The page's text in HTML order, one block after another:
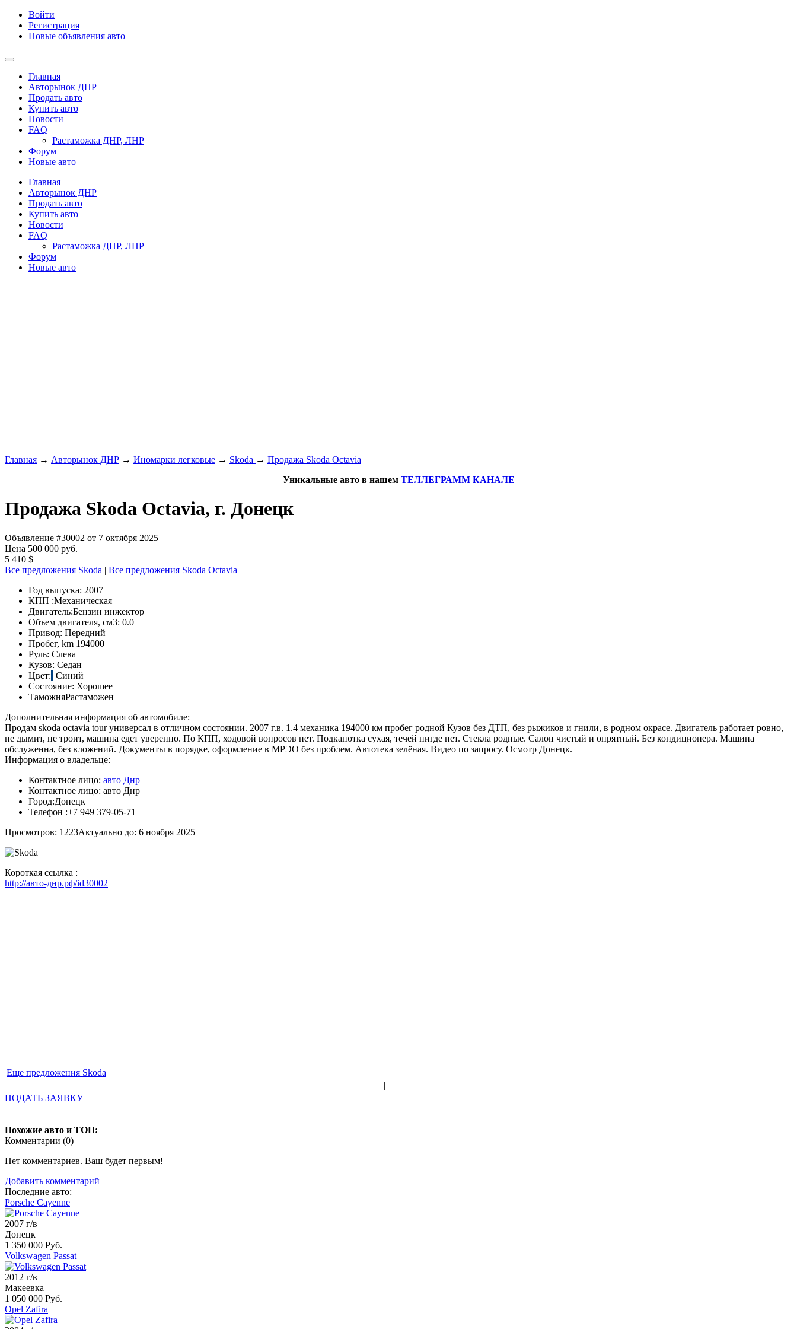
Войти
Регистрация
Новые объявления авто
Главная
Авторынок ДНР
Продать авто
Купить авто
Новости
FAQ
Растаможка ДНР, ЛНР
Форум
Новые авто
Главная
Авторынок ДНР
Продать авто
Купить авто
Новости
FAQ
Растаможка ДНР, ЛНР
Форум
Новые авто
Главная → Авторынок ДНР → Иномарки легковые → Skoda → Продажа Skoda Octavia
Уникальные авто в нашем ТЕЛЛЕГРАММ КАНАЛЕ
Продажа Skoda Octavia, г. Донецк
Объявление #30002 от 7 октября 2025
Цена 500 000 руб.
5 410 $
Все предложения Skoda | Все предложения Skoda Octavia
Год выпуска: 2007
КПП :Механическая
Двигатель:Бензин инжектор
Объем двигателя, см3: 0.0
Привод: Передний
Пробег, km 194000
Руль: Слева
Кузов: Седан
Цвет: Синий
Состояние: Хорошее
ТаможняРастаможен
Дополнительная информация об автомобиле:
Продам skoda octavia tour универсал в отличном состоянии. 2007 г.в. 1.4 механика 194000 км пробег родной Кузов без ДТП, без рыжиков и гнили, в родном окрасе. Двигатель работает ровно,
не дымит, не троит, машина едет уверенно. По КПП, ходовой вопросов нет. Подкапотка сухая, течей нигде нет. Стекла родные. Салон чистый и опрятный. Без кондиционера. Машина
обслуженна, без вложений. Документы в порядке, оформление в МРЭО без проблем. Автотека зелёная. Видео по запросу. Осмотр Донецк.
Информация о владельце:
Контактное лицо: авто Днр
Контактное лицо: авто Днр
Город:Донецк
Телефон :+7 949 379-05-71
Просмотров: 1223Актуально до: 6 ноября 2025
Короткая ссылка :
http://авто-днр.рф/id30002
Еще предложения Skoda
|
ПОДАТЬ ЗАЯВКУ
Похожие авто и ТОП:
Комментарии (0)
Нет комментариев. Ваш будет первым!
Добавить комментарий
Последние авто:
Porsche Cayenne
2007 г/в
Донецк
1 350 000 Руб.
Volkswagen Passat
2012 г/в
Макеевка
1 050 000 Руб.
Opel Zafira